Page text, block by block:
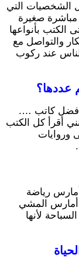
الشخصيات التي
مباشرة صغيرة
بأنواعها
والتواصل مع
عند ركوب
عددها؟
كاتب ….
أقرأ كل الكتب
وروايات
رياضة
أمارس المشي
لأنها